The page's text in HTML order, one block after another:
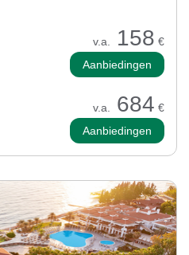
v.a. 158 €
Aanbiedingen
v.a. 684 €
Aanbiedingen